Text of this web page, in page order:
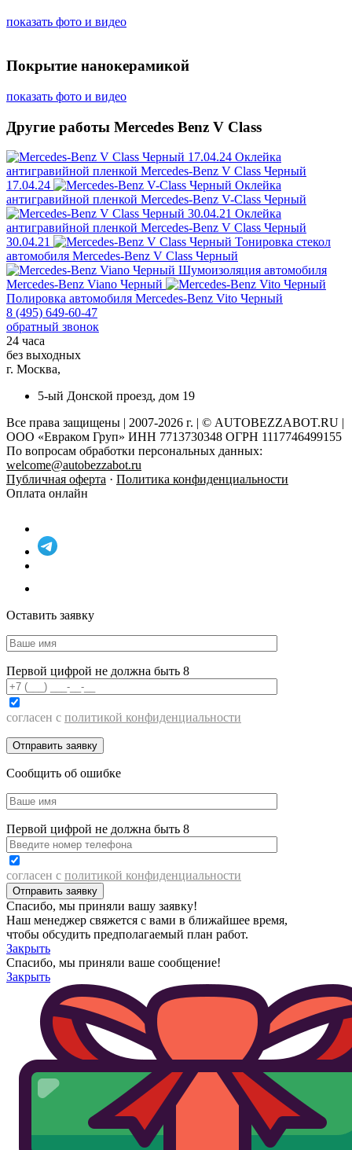
показать фото и видео
Покрытие нанокерамикой
показать фото и видео
Другие работы Mercedes Benz V Class
Оклейка
антигравийной пленкой Mercedes-Benz V Class Черный
17.04.24
Оклейка
антигравийной пленкой Mercedes-Benz V-Class Черный
Оклейка
антигравийной пленкой Mercedes-Benz V Class Черный
30.04.21
Тонировка стекол
автомобиля Mercedes-Benz V Class Черный
Шумоизоляция автомобиля
Mercedes-Benz Viano Черный
Полировка автомобиля Mercedes-Benz Vito Черный
8 (495) 649-60-47
обратный звонок
24 часа
без выходных
г. Москва,
5-ый Донской проезд, дом 19
Все права защищены | 2007-2026 г. | © AUTOBEZZABOT.RU |
ООО «Евраком Груп» ИНН 7713730348 ОГРН 1117746499155
По вопросам обработки персональных данных:
welcome@autobezzabot.ru
Публичная оферта · Политика конфиденциальности
Оплата онлайн
Оставить заявку
Первой цифрой не должна быть 8
согласен с политикой конфиденциальности
Сообщить об ошибке
Первой цифрой не должна быть 8
согласен с политикой конфиденциальности
Спасибо, мы приняли вашу заявку!
Наш менеджер свяжется с вами в ближайшее время,
чтобы обсудить предполагаемый план работ.
Закрыть
Спасибо, мы приняли ваше сообщение!
Закрыть